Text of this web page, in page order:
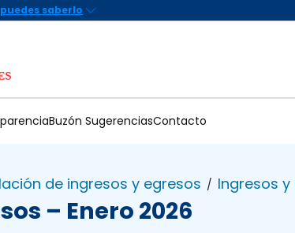
Buzón SugerenciasContacto
de ingresos y egresos / Ingresos y
– Enero 2026